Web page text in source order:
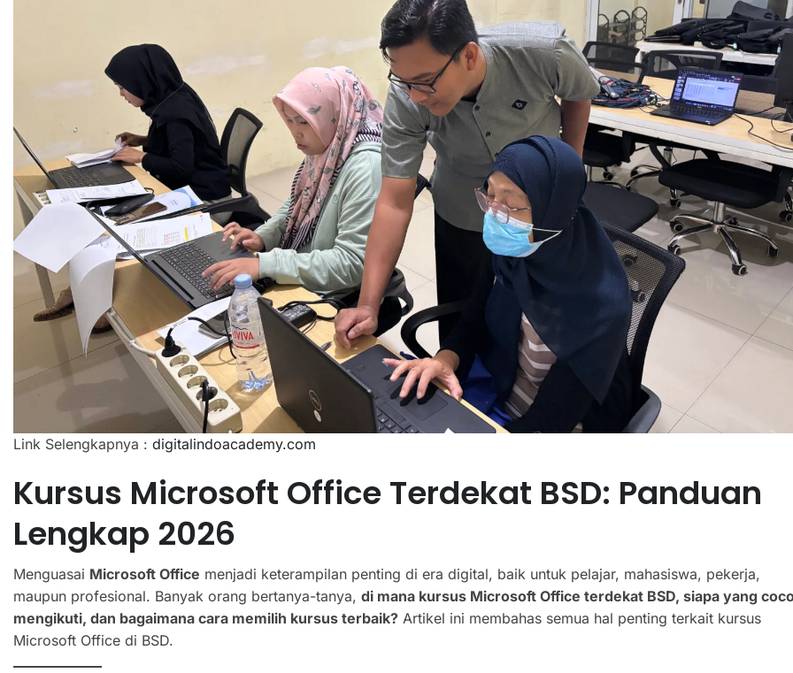
Link Selengkapnya : digitalindoacademy.com
Kursus Microsoft Office Terdekat BSD: Panduan
Lengkap 2026
Menguasai Microsoft Office menjadi keterampilan penting di era digital, baik untuk pelajar, mahasiswa, pekerja,
maupun profesional. Banyak orang bertanya-tanya, di mana kursus Microsoft Office terdekat BSD, siapa yang
mengikuti, dan bagaimana cara memilih kursus terbaik? Artikel ini membahas semua hal penting terkait kursus
Microsoft Office di BSD.